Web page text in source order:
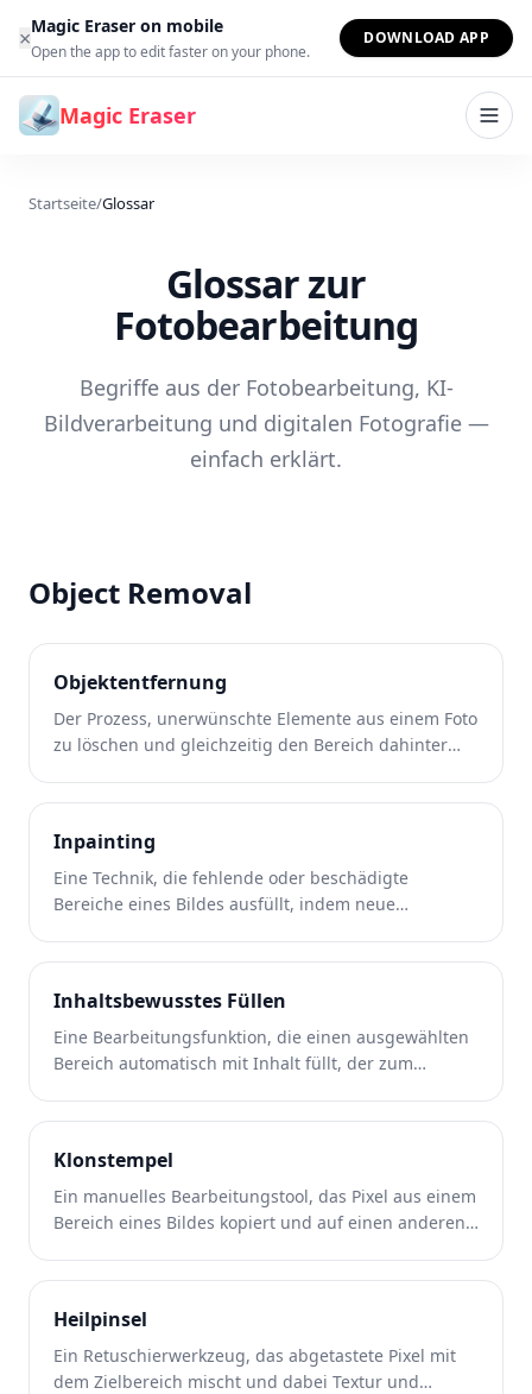
Zum Inhalt springen
×Magic Eraser on mobile
Open the app to edit faster on your phone.
DOWNLOAD APP
Magic Eraser
Startseite/Glossar
Glossar zur
Fotobearbeitung
Begriffe aus der Fotobearbeitung, KI-
Bildverarbeitung und digitalen Fotografie —
einfach erklärt.
Object Removal
Objektentfernung
Der Prozess, unerwünschte Elemente aus einem Foto
zu löschen und gleichzeitig den Bereich dahinter
Inpainting
Eine Technik, die fehlende oder beschädigte
Bereiche eines Bildes ausfüllt, indem neue
synthetisiert werden.
Inhaltsbewusstes Füllen
Eine Bearbeitungsfunktion, die einen ausgewählten
Bereich automatisch mit Inhalt füllt, der zum
Klonstempel
Ein manuelles Bearbeitungstool, das Pixel aus einem
Bereich eines Bildes kopiert und auf einen anderen
Heilpinsel
Ein Retuschierwerkzeug, das abgetastete Pixel mit
dem Zielbereich mischt und dabei Textur und